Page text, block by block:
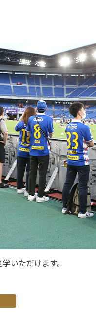
いただけます。